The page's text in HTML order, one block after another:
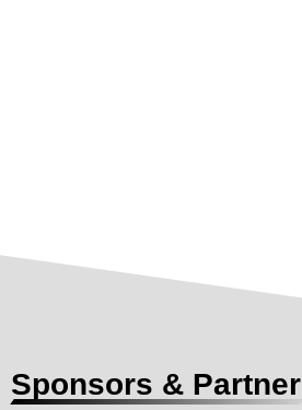
Sponsors & Partner